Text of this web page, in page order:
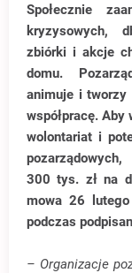
Społecznie
kryzysowych,
zbiórki i akcje
domu.
animuje i tworzy
współpracę.
wolontariat i
300 tys. zł na
mowa 26
podczas
– Organizacje